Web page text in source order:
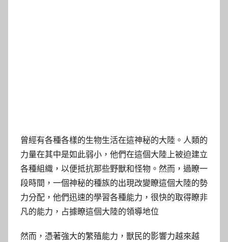
曾經有各種各樣的生物生活在這神秘的大陸。人類的
力量在其中是如此弱小，他們在這個大陸上被迫建立
各種組織，以便抵抗那些野獸和怪物。然而，過瞭一
段時間，一個神秘的種族的出現改變瞭這個大陸的勢
力分配，他們迅速的學習各種能力，很快的取得瞭非
凡的能力，占據瞭這個大陸的領導地位
然而，憑著強大的繁殖能力，獸民的影響力越來越